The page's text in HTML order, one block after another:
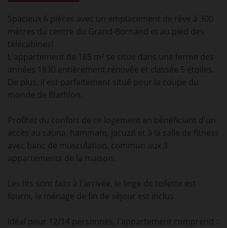
Spacieux 6 pièces avec un emplacement de rêve à 300
mètres du centre du Grand-Bornand et au pied des
télécabines!
L'appartement de 185 m² se situe dans une ferme des
années 1830 entièrement rénovée et classée 5 étoiles.
De plus, il est parfaitement situé pour la coupe du
monde de Biathlon.
Profitez du confort de ce logement en bénéficiant d'un
accès au sauna, hammam, jacuzzi et à la salle de fitness
avec banc de musculation, commun aux 3
appartements de la maison.
Les lits sont faits à l'arrivée, le linge de toilette est
fourni, le ménage de fin de séjour est inclus.
Idéal pour 12/14 personnes, l'appartement comprend :